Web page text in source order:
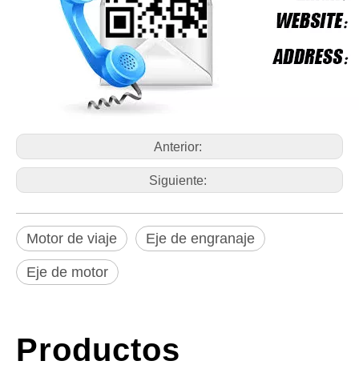
Anterior:
Siguiente:
Motor de viaje Eje de engranaje
Eje de motor
Productos